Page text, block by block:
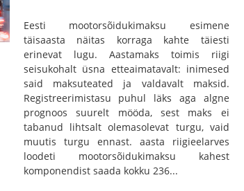
Eesti mootorsõidukimaksu esimene
täisaasta näitas korraga kahte täiesti
erinevat lugu. Aastamaks toimis riigi
seisukohalt üsna etteaimatavalt: inimesed
said maksuteated ja valdavalt maksid.
Registreerimistasu puhul läks aga algne
prognoos suurelt mööda, sest maks ei
tabanud lihtsalt olemasolevat turgu, vaid
muutis turgu ennast. aasta riigieelarves
loodeti mootorsõidukimaksu kahest
komponendist saada kokku 236...